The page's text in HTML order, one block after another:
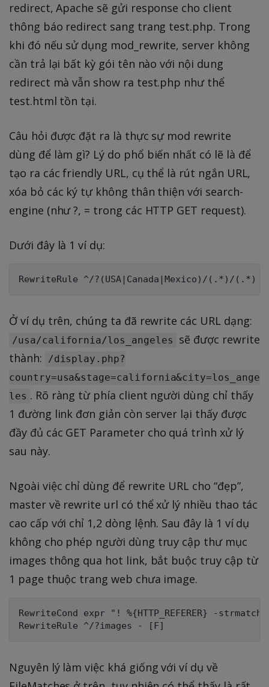
redirect, Apache sẽ gửi response cho client
thông báo redirect sang trang test.php. Trong
khi đó nếu sử dụng mod_rewrite, server không
cần trả lại bất kỳ gói tên nào với nội dung
redirect mà vẫn show ra test.php như thể
test.html tồn tại.
Câu hỏi được đặt ra là thực sự mod rewrite
dùng để làm gì? Lý do phổ biến nhất có lẽ là để
tạo ra các friendly URL, cụ thể là rút ngắn URL,
xóa bỏ các ký tự không thân thiện với search-
engine (như ?, = trong các HTTP GET request).
Dưới đây là 1 ví dụ:
Ở ví dụ trên, chúng ta đã rewrite các URL dạng:
/usa/california/los_angeles
sẽ được rewrite
thành:
/display.php?
country=usa&stage=california&city=los_ange
les . Rõ ràng từ phía client người dùng chỉ thấy
1 đường link đơn giản còn server lại thấy được
đầy đủ các GET Parameter cho quá trình xử lý
sau này.
Ngoài việc chỉ dùng để rewrite URL cho “đẹp”,
master về rewrite url có thể xử lý nhiều thao tác
cao cấp với chỉ 1,2 dòng lệnh. Sau đây là 1 ví dụ
không cho phép người dùng truy cập thư mục
images thông qua hot link, bắt buộc truy cập từ
1 page thuộc trang web chưa image.
RewriteCond expr "! %{HTTP_REFERER} -
Nguyên lý làm việc khá giống với ví dụ về